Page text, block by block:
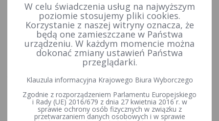
Kontakt dla dziennikarzy
kontakt dla dziennikarzy mediów ogólnopolskich
tel. 22 243 03 00 wew. 141
e-mail:Pokaż adres e-mail
Biuro Prasowe odpowiada wyłącznie na korespondencję
W celu świadczenia usług na najwyższym
poziomie stosujemy pliki cookies.
Korzystanie z naszej witryny oznacza, że
będą one zamieszczane w Państwa
urządzeniu. W każdym momencie można
dokonać zmiany ustawień Państwa
przeglądarki.
Klauzula informacyjna Krajowego Biura Wyborczego
Zgodnie z rozporządzeniem Parlamentu Europejskiego
i Rady (UE) 2016/679 z dnia 27 kwietnia 2016 r. w
sprawie ochrony osób fizycznych w związku z
przetwarzaniem danych osobowych i w sprawie